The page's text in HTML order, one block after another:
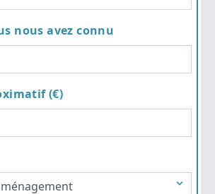
nous avez connu
(€)